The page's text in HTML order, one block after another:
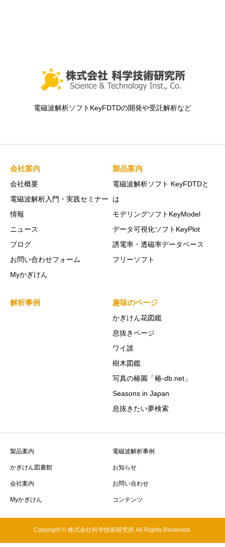
電磁波解析ソフトKeyFDTDの開発や受託解析など
会社案内
会社概要
電磁波解析入門・実践セミナー
情報
ニュース
ブログ
お問い合わせフォーム
Myかぎけん
製品案内
電磁波解析ソフト KeyFDTDと
は
モデリングソフトKeyModel
データ可視化ソフトKeyPlot
誘電率・透磁率データベース
フリーソフト
解析事例 趣味のページ
かぎけん花図鑑
息抜きページ
ワイ誰
樹木図鑑
写真の椿園「椿-db.net」
Seasons in Japan
息抜きたい夢検索
製品案内 電磁波解析事例
かぎけん図書館 お知らせ
会社案内 お問い合わせ
Myかぎけん コンテンツ
Copyright © 株式会社科学技術研究所 All Rights Reserved.